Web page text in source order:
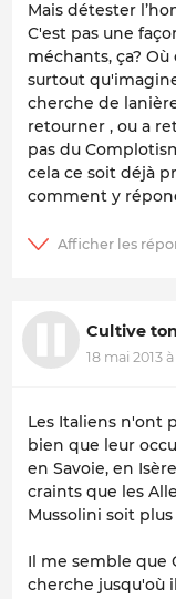
Mais détester
C'est pas une
méchants, ça? Où
surtout
cherche de
retourner , ou a
pas du
cela ce soit déjà
comment y
Cultive
18 mai 2013 à
Les Italiens n'ont
bien que leur
en Savoie, en
craints que les
Mussolini soit
Il me semble que
cherche jusqu'où